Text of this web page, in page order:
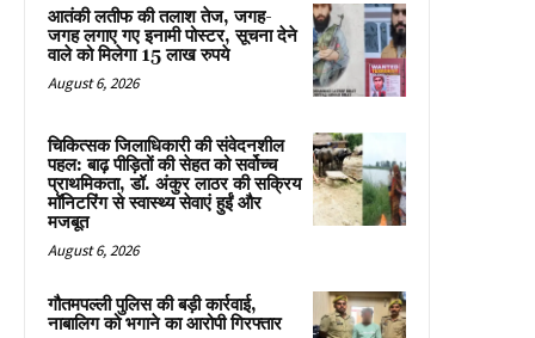
आतंकी लतीफ की तलाश तेज, जगह-
जगह लगाए गए इनामी पोस्‍टर, सूचना देने
वाले को मिलेगा 15 लाख रुपये
August 6, 2026
चिकित्सक जिलाधिकारी की संवेदनशील
पहल: बाढ़ पीड़ितों की सेहत को सर्वोच्च
प्राथमिकता, डॉ. अंकुर लाठर की सक्रिय
मॉनिटरिंग से स्वास्थ्य सेवाएं हुईं और
मजबूत
August 6, 2026
गौतमपल्ली पुलिस की बड़ी कार्रवाई,
नाबालिग को भगाने का आरोपी गिरफ्तार